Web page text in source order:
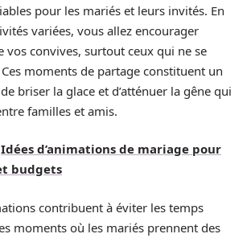
pour les mariés et leurs invités. En
variées, vous allez encourager
vos convives, surtout ceux qui ne se
moments de partage constituent un
briser la glace et d’atténuer la gêne qui
familles et amis.
Idées d’animations de mariage pour
budgets
contribuent à éviter les temps
moments où les mariés prennent des